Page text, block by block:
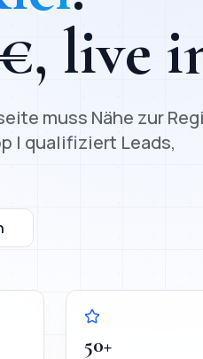
€, live
muss Nähe zur
| qualifiziert Leads,
50+